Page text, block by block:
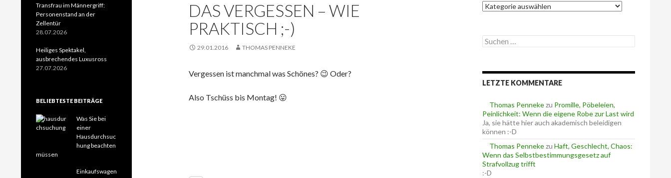
DAS VERGESSEN – WIE
PRAKTISCH ;-)
29.01.2016 THOMAS PENNEKE
Vergessen ist manchmal was Schönes? 😉 Oder?
Also Tschüss bis Montag! 😛
K
a
g
o
n
S
u
e
n
c
h
:
LETZTE KOMMENTARE
Thomas Pennekezu Promille, Pöbeleien,
Peinlichkeit: Wenn die eigene Robe zur Last wird
Ja, sie hätte hier auch akademisch beleidigen
können :-D
Thomas Pennekezu Haft, Geschlecht, Chaos:
Wenn das Selbstbestimmungsgesetz auf
Strafvollzug trifft
:-D
Transfrau im Männergriff:
Personenstand an der
Zellentür
28.07.2026
Heiliges Spektakel,
ausbrechendes Luxusross
27.07.2026
BELIEBTESTE BEITRÄGE
Was Sie bei
einer
Hausdurchsuc
hung beachten
müssen
Einkaufswagen